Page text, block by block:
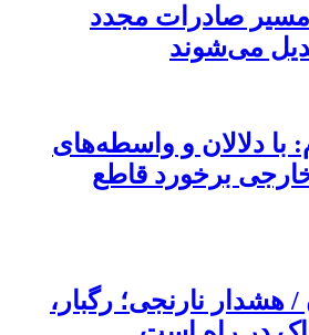
مسیر صادرات مجدد
می‌شوند
با دلالان و واسطه‌های
برخورد قاطع
هشدار نارنجی؛ رگبار،